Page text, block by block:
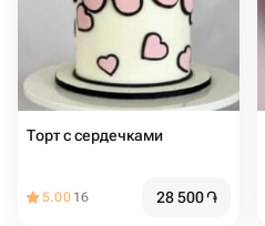
Торт с сердечками
5.00 16 28 500֏